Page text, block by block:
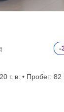
-
г. в. • Пробег: 82